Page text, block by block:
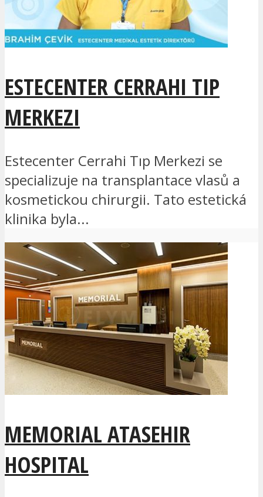
ESTECENTER CERRAHI TIP
MERKEZI
Estecenter Cerrahi Tıp Merkezi se
specializuje na transplantace vlasů a
kosmetickou chirurgii. Tato estetická
klinika byla...
MEMORIAL ATASEHIR
HOSPITAL